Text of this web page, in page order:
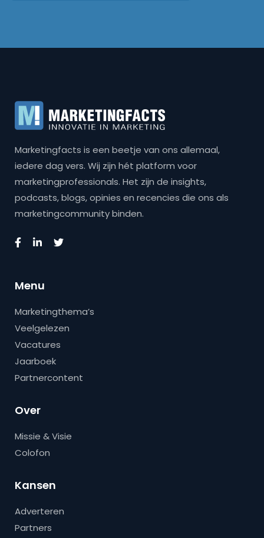
Marketingfacts is een beetje van ons allemaal,
iedere dag vers. Wij zijn hét platform voor
marketingprofessionals. Het zijn de insights,
podcasts, blogs, opinies en recencies die ons als
marketingcommunity binden.
Menu
Marketingthema’s
Veelgelezen
Vacatures
Jaarboek
Partnercontent
Over
Missie & Visie
Colofon
Kansen
Adverteren
Partners